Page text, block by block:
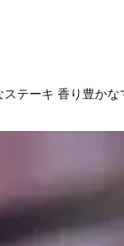
テーキ 香り豊か